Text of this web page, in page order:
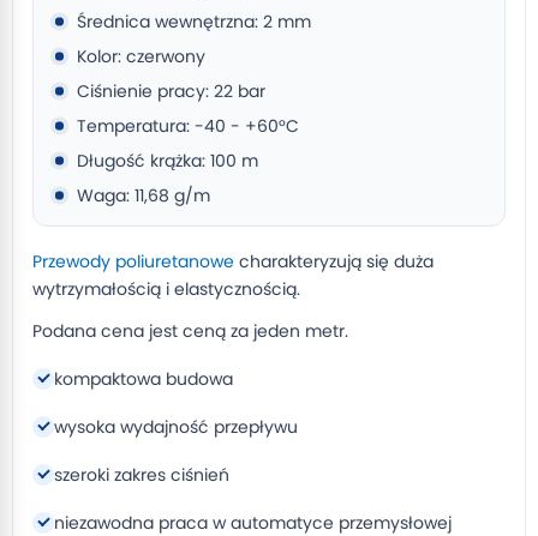
Średnica wewnętrzna: 2 mm
Kolor: czerwony
Ciśnienie pracy: 22 bar
Temperatura: -40 - +60°C
Długość krążka: 100 m
Waga: 11,68 g/m
Przewody poliuretanowe charakteryzują się duża
wytrzymałością i elastycznością.
Podana cena jest ceną za jeden metr.
kompaktowa budowa
wysoka wydajność przepływu
szeroki zakres ciśnień
niezawodna praca w automatyce przemysłowej